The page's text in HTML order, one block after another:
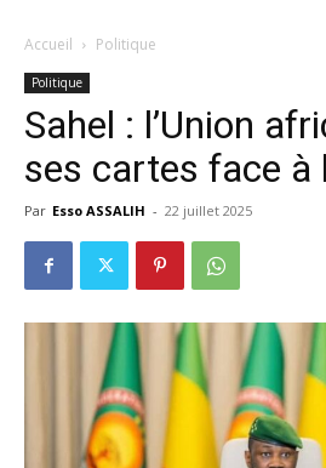
Accueil Politique
Politique
Sahel : l’Union
ses cartes face à
Par Esso ASSALIH - 22 juillet 2025